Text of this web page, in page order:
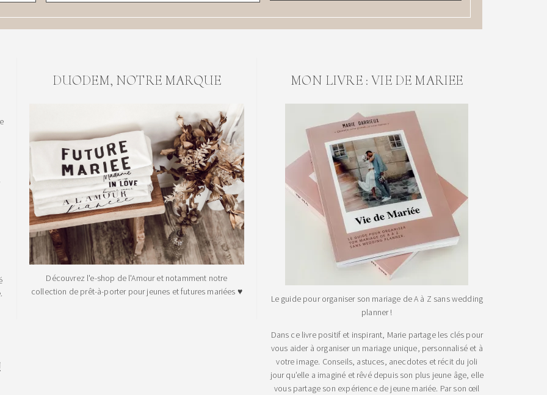
DUODEM, NOTRE MARQUE
Découvrez l'e-shop de l'Amour et notamment notre
collection de prêt-à-porter pour jeunes et futures mariées ♥
MON LIVRE : VIE DE MARIEE
Le guide pour organiser son mariage de A à Z sans wedding
planner !
Dans ce livre positif et inspirant, Marie partage les clés pour
vous aider à organiser un mariage unique, personnalisé et à
votre image. Conseils, astuces, anecdotes et récit du joli
jour qu’elle a imaginé et rêvé depuis son plus jeune âge, elle
vous partage son expérience de jeune mariée. Par son œil